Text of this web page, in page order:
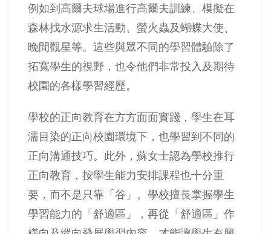
例如到高爾夫球場進行高爾夫訓練、模擬在
森林找水源求生活動、螢火蟲及蝴蝶大使、
晚間觀星等。這些與眾不同的學習體驗除了
拓寬學生的視野，也令他們非常投入及期待
校園的各樣學習經歷。
學校的正向教育在方方面面實踐，學生在耳
濡目染的正向校園環境下，也學習到不同的
正向溝通技巧。此外，蘇女士認為學校推行
正向教育，按學生能力安排課程也十分重
要，而不是只靠「谷」。學校擅長掌握學生
學習能力的「舒適區」，再從「舒適區」作